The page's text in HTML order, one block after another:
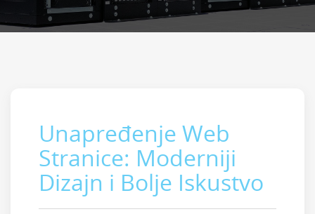
Unapređenje Web
Stranice: Moderniji
Dizajn i Bolje Iskustvo